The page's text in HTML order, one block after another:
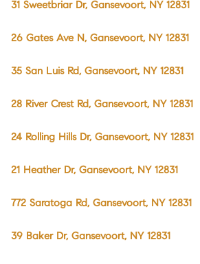
31 Sweetbriar Dr, Gansevoort, NY 12831
26 Gates Ave N, Gansevoort, NY 12831
35 San Luis Rd, Gansevoort, NY 12831
28 River Crest Rd, Gansevoort, NY 12831
24 Rolling Hills Dr, Gansevoort, NY 12831
21 Heather Dr, Gansevoort, NY 12831
772 Saratoga Rd, Gansevoort, NY 12831
39 Baker Dr, Gansevoort, NY 12831